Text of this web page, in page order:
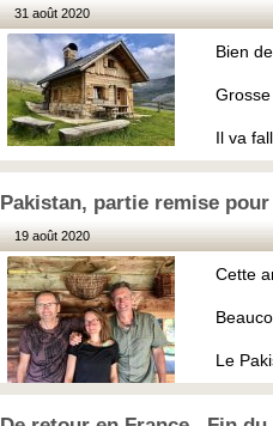
31 août 2020
Bien
Il va
Pakistan, partie remise pour
19 août 2020
Cette
Le